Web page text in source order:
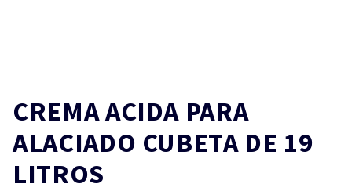
CREMA ACIDA PARA
ALACIADO CUBETA DE 19
LITROS